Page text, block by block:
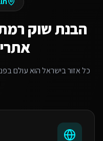
הבנת שוק
אתרי Base44
כל אזור בישראל הוא עולם